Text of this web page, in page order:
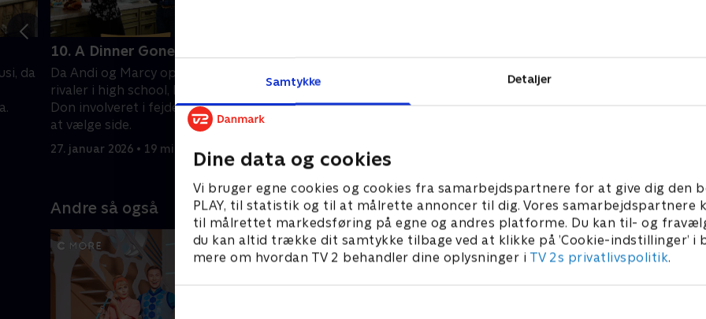
Samtykke Detaljer
Dine data og cookies
Vi bruger egne cookies og cookies fra samarbejdspartnere for at give dig den
PLAY, til statistik og til at målrette annoncer til dig. Vores samarbejdspartnere
til målrettet markedsføring på egne og andres platforme. Du kan til- og
du kan altid trække dit samtykke tilbage ved at klikke på ’Cookie-indstillinger’ i
mere om hvordan TV 2 behandler dine oplysninger i TV 2s privatlivspolitik.
da
10. A Dinner Gone Wrong
Da Andi og Marcy opdager, at de var
rivaler i high school, bliver Adam og
Don involveret i fejden og tvunget til
at vælge side.
27. januar 2026 • 19 min
snak med Teddy og Kate, gør deres
akavede tilgang børnene nervøse.
Da Andi tvinger Adam til at
tid med Lowell, føler Don sig
Andre så også